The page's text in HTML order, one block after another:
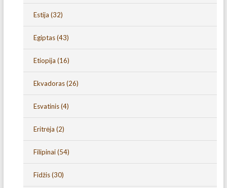
Estija (32)
Egiptas(43)
Etiopija (16)
Ekvadoras(26)
Esvatinis(4)
Eritrėja (2)
Filipinai(54)
Fidžis(30)